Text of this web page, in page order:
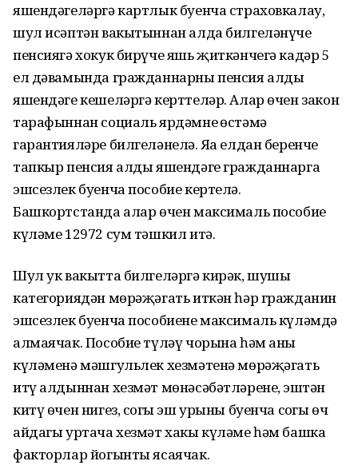
яшендәгеләргә картлык буенча страховкалау,
шул исәптән вакытыннан алда билгеләнүче
пенсиягә хокук бирүче яшь җиткәнчегә кадәр 5
ел дәвамында гражданнарны пенсия алды
яшендәге кешеләргә керттеләр. Алар өчен закон
тарафыннан социаль ярдәмнең өстәмә
гарантияләре билгеләнелә. Яңа елдан беренче
тапкыр пенсия алды яшендәге гражданнарга
эшсезлек буенча пособие кертелә.
Башкортстанда алар өчен максималь пособие
күләме 12972 сум тәшкил итә.
Шул ук вакытта билгеләргә кирәк, шушы
категориядән мөрәҗәгать иткән һәр гражданин
эшсезлек буенча пособиене максималь күләмдә
алмаячак. Пособие түләү чорына һәм аның
күләменә мәшгульлек хезмәтенә мөрәҗәгать
итү алдыннан хезмәт мөнәсәбәтләренең, эштән
китү өчен нигез, соңгы эш урыны буенча соңгы өч
айдагы уртача хезмәт хакы күләме һәм башка
факторлар йогынты ясаячак.